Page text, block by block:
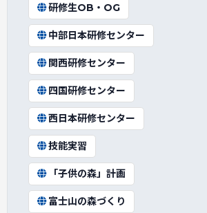
研修生OB・OG
中部日本研修センター
関西研修センター
四国研修センター
西日本研修センター
技能実習
「子供の森」計画
富士山の森づくり